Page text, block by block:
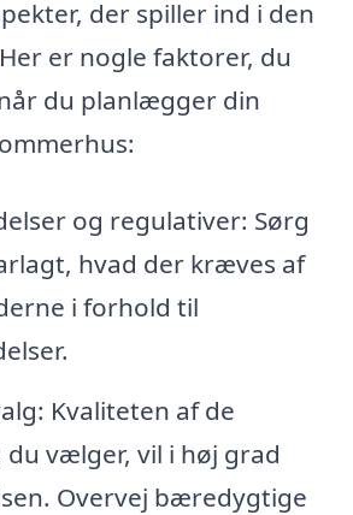
der spiller ind i den
er nogle faktorer, du
du planlægger din
og regulativer: Sørg
hvad der kræves af
i forhold til
Kvaliteten af de
du vælger, vil i høj grad
Overvej bæredygtige